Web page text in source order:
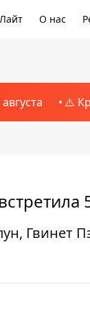
Лайт О нас
⚠️
Гвинет